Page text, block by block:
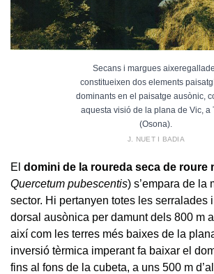
Secans i margues
constitueixen dos elements
dominants en el paisatge ausònic,
aquesta visió de la plana de Vic, a
(Osona).
J. NUET I BADIA
El domini de la roureda seca de roure
Quercetum pubescentis) s’empara de la
sector. Hi pertanyen totes les serralades
dorsal ausònica per damunt dels 800 m
així com les terres més baixes de la
inversió tèrmica imperant fa baixar el
fins al fons de la cubeta, a uns 500 m